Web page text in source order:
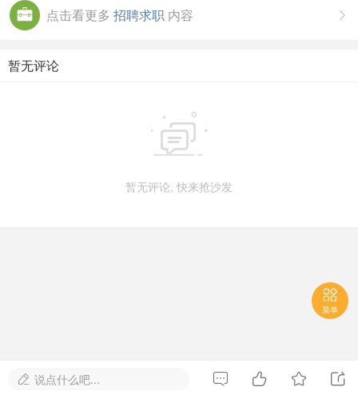

点击看更多 招聘求职 内容
暂无评论

暂无评论, 快来抢沙发

菜单
 说点什么吧...    